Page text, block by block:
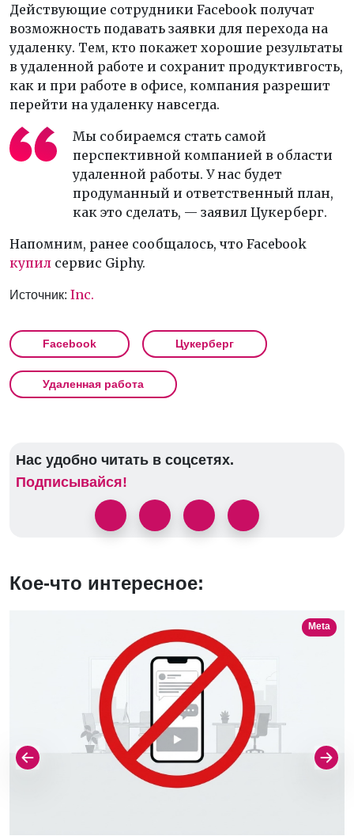
Действующие сотрудники Facebook получат
возможность подавать заявки для перехода на
удаленку. Тем, кто покажет хорошие результаты
в удаленной работе и сохранит продуктивгость,
как и при работе в офисе, компания разрешит
перейти на удаленку навсегда.
Мы собираемся стать самой
перспективной компанией в области
удаленной работы. У нас будет
продуманный и ответственный план,
как это сделать, — заявил Цукерберг.
Напомним, ранее сообщалось, что Facebook
купил сервис Giphy.
Источник: Inc.
Facebook Цукерберг
Удаленная работа
Нас удобно читать в соцсетях.
Подписывайся!
Кое-что интересное:
Meta